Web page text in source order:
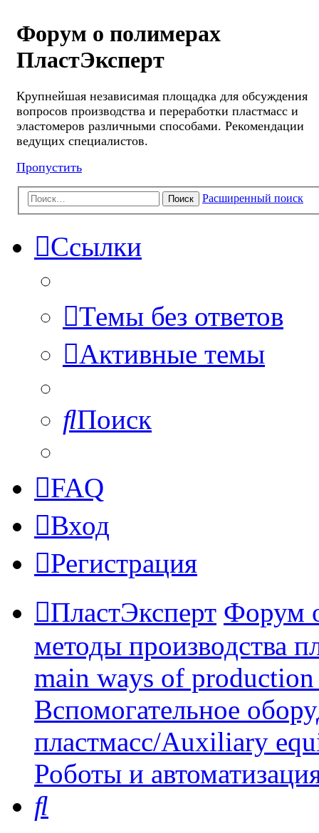
Форум о полимерах
ПластЭксперт
Крупнейшая независимая площадка для обсуждения
вопросов производства и переработки пластмасс и
эластомеров различными способами. Рекомендации
ведущих специалистов.
Пропустить
Поиск Расширенный поиск
Ссылки
Темы без ответов
Активные темы
Поиск
FAQ
Вход
Регистрация
ПластЭксперт Форум
методы производства
main ways of
Вспомогательное
пластмасс/Auxiliary
Роботы и